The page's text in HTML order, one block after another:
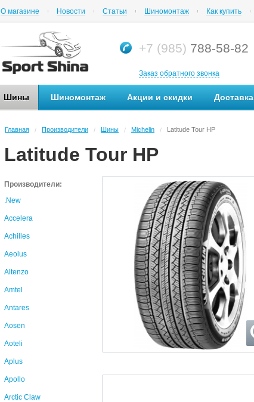
О магазине Новости Статьи Шиномонтаж Как купить
+7 (985) 788-58-82
Заказ обратного звонка
Шины Шиномонтаж Акции и скидки Доставка
Главная / Производители / Шины / Michelin / Latitude Tour HP
Latitude Tour HP
Производители:
.New
Accelera
Achilles
Aeolus
Altenzo
Amtel
Antares
Aosen
Aoteli
Aplus
Apollo
Arctic Claw